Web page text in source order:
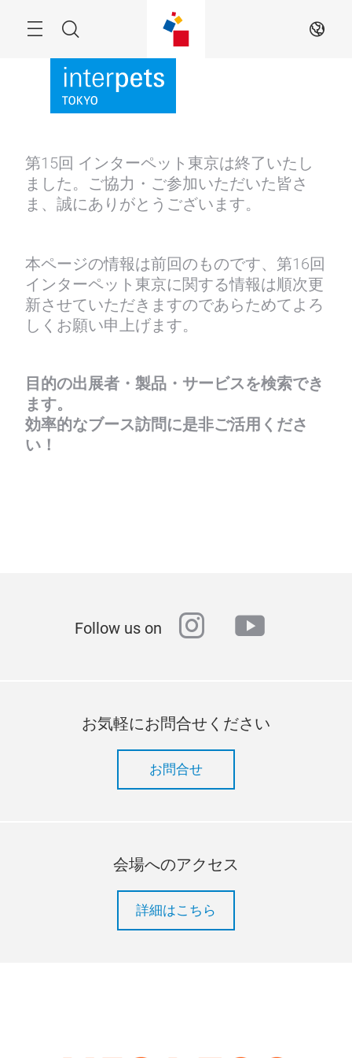
Search JA
第15回 インターペット東京は終了いたし
ました。ご協力・ご参加いただいた皆さ
ま、誠にありがとうございます。
本ページの情報は前回のものです、第16回
インターペット東京に関する情報は順次更
新させていただきますのであらためてよろ
しくお願い申上げます。
目的の出展者・製品・サービスを検索でき
ます。
効率的なブース訪問に是非ご活用くださ
い！
Follow us on instagram
youtube
お気軽にお問合せください
お問合せ
会場へのアクセス
詳細はこちら